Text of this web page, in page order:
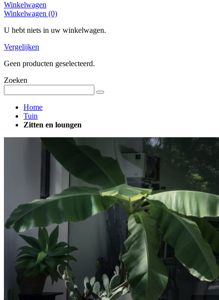
Winkelwagen
Winkelwagen (0)
U hebt niets in uw winkelwagen.
Vergelijken
Geen producten geselecteerd.
Zoeken
Home
Tuin
Zitten en loungen